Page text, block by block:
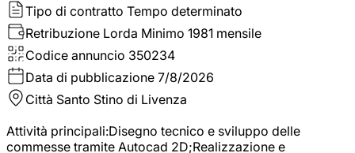
Tipo di contratto Tempo determinato
Retribuzione Lorda Minimo 1981 mensile
Codice annuncio 350234
Data di pubblicazione 7/8/2026
Città Santo Stino di Livenza
Attività principali:Disegno tecnico e sviluppo delle
commesse tramite Autocad 2D;Realizzazione e